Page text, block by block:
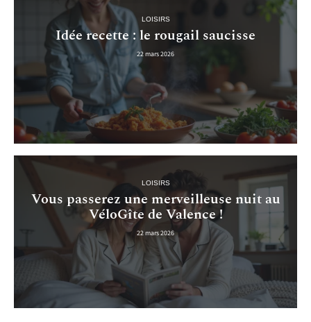
LOISIRS
Idée recette : le rougail saucisse
22 mars 2026
LOISIRS
Vous passerez une merveilleuse nuit au
VéloGîte de Valence !
22 mars 2026